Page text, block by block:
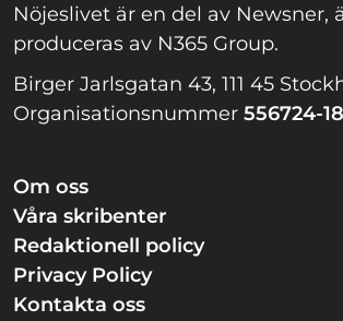
Nöjeslivet är en del av Newsner,
produceras av N365 Group.
Birger Jarlsgatan 43, 111 45
Organisationsnummer 556724-
Om oss
Våra skribenter
Redaktionell policy
Privacy Policy
Kontakta oss